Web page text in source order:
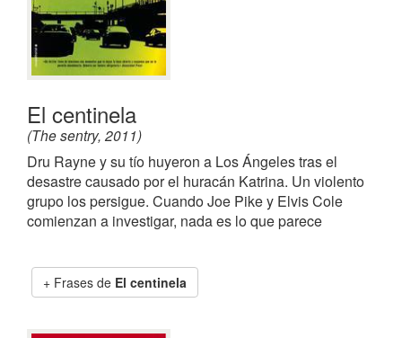
El centinela
(The sentry, 2011)
Dru Rayne y su tío huyeron a Los Ángeles tras el
desastre causado por el huracán Katrina. Un violento
grupo los persigue. Cuando Joe Pike y Elvis Cole
comienzan a investigar, nada es lo que parece
Frases de El centinela